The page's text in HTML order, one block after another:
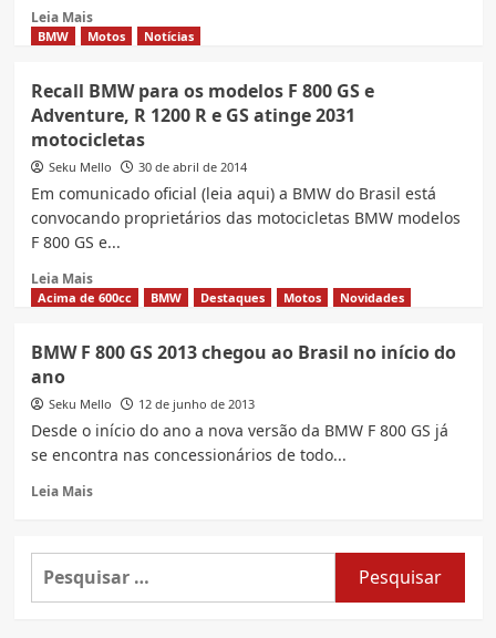
Leia MaisRead
more
BMW
F
800
GS
chega
esse
mês
BMW Motos Notícias
Recall BMW para os modelos F 800 GS e
Adventure, R 1200 R e GS atinge 2031
motocicletas
Seku Mello 30 de abril de 2014
Em comunicado oficial (leia aqui) a BMW do Brasil está
convocando proprietários das motocicletas BMW modelos
F 800 GS e...
Leia MaisRead
more
BMW
os
modelos
800
GS
1200
Acima de 600cc BMW Destaques Motos Novidades
BMW F 800 GS 2013 chegou ao Brasil no início do
ano
Seku Mello 12 de junho de 2013
Desde o início do ano a nova versão da BMW F 800 GS já
se encontra nas concessionários de todo...
Leia MaisRead
BMW
F
Pesquisar
por: